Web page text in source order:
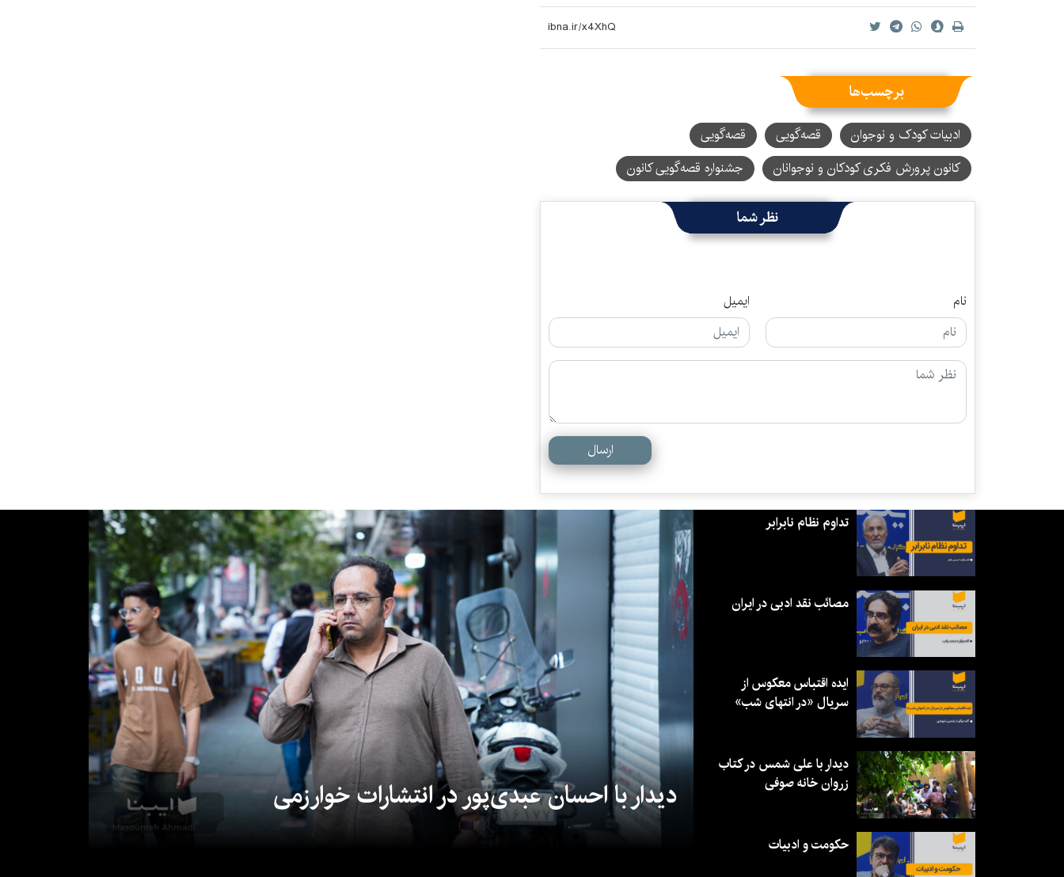
برچسب‌ها
ادبیات کودک و نوجوان قصه‌گویی
قصه‌گویی
کانون پرورش فکری کودکان و نوجوانان
جشنواره قصه‌گویی کانون
نظر شما
نام ایمیل
ارسال
دیدار با احسان عبدی‌پور در انتشارات خوارزمی
تداوم نظام نابرابر
مصائب نقد ادبی در ایران
ایده اقتباس معکوس از
سریال «در انتهای شب»
دیدار با علی شمس در کتاب
زروان خانه صوفی
حکومت و ادبیات